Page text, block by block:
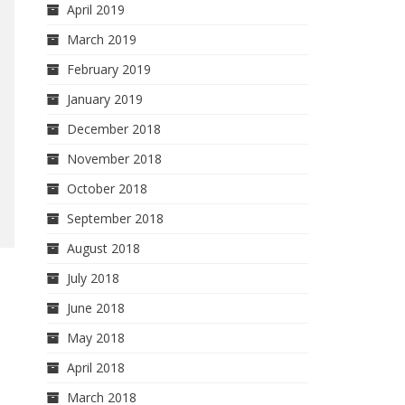
April 2019
March 2019
February 2019
January 2019
December 2018
November 2018
October 2018
September 2018
August 2018
July 2018
June 2018
May 2018
April 2018
March 2018